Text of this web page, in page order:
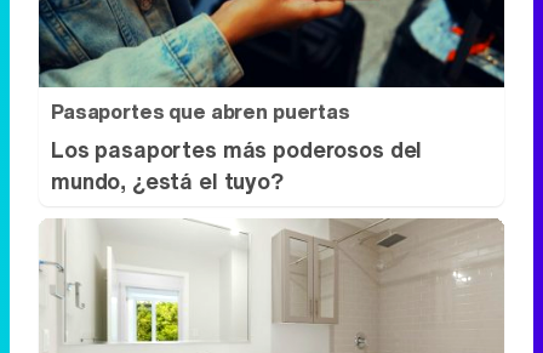
Pasaportes que abren puertas
Los pasaportes más poderosos del
mundo, ¿está el tuyo?